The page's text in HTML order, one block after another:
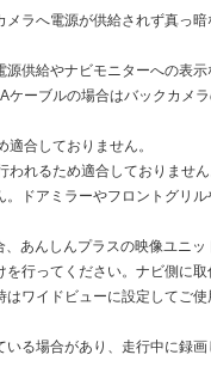
ラへ電源が供給されず真っ
供給やナビモニターへの表示
ーブルの場合はバックカメ
合しておりません。
れるため適合しておりません
ドアミラーやフロントグリル
あんしんプラスの映像ユニッ
行ってください。ナビ側に取
ワイドビューに設定してご使
る場合があり、走行中に録